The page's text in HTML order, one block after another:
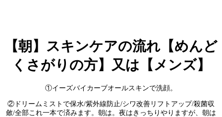
【朝】スキンケアの流れ【めんど
くさがりの方】又は【メンズ】
①イーズバイカーブオールスキンで洗顔。
②ドリームミストで保水/紫外線防止/シワ改善リフトアップ/殺菌収
斂/全部これ一本で済みます。朝は。夜はきっちりやりますが、朝は